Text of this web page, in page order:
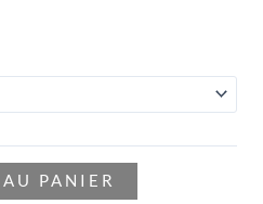
PANIER